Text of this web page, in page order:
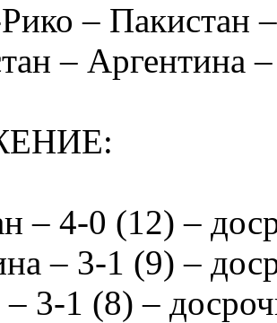
– Пакистан
– Аргентина
– 4-0 (12) –
– 3-1 (9) –
– 3-1 (8) –